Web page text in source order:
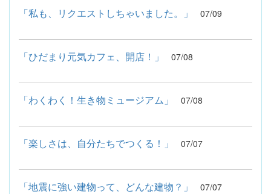
「私も、リクエストしちゃいました。」 07/09
「ひだまり元気カフェ、開店！」 07/08
「わくわく！生き物ミュージアム」 07/08
「楽しさは、自分たちでつくる！」 07/07
「地震に強い建物って、どんな建物？」 07/07